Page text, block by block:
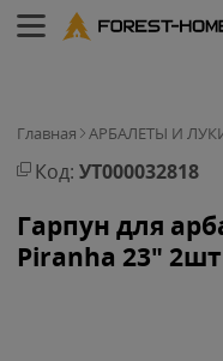
Главная АРБАЛЕТЫ И
Код: УТ000032818
Гарпун для
Piranha 23" 2шт